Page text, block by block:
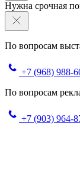
Нужна срочная
По вопросам
+7 (968) 988-
По вопросам
+7 (903) 964-